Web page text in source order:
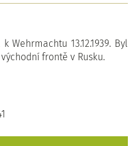
Wehrmachtu 13.12.1939. Byl
frontě v Rusku.